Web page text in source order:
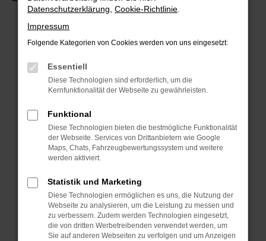
Beim Laden ist ein Fehler aufgetreten.
Hier sind ein paar Tipps, die dir helfen können:
Überprüfe deine Firewall und deine
Internetverbindung.
Laden andere Webseiten, zum Beispiel deine
Suchmaschine?
Manche Erweiterungen, wie Werbeblocker,
können das Laden bestimmter Seiten
verhindern. Funktioniert die Seite in einem
anderen Browser oder in einem privaten
Fenster?
Datenschutzerklärung Cookie-Richtlinie
Impressum
Folgende Kategorien von Cookies werden von uns eingesetzt:
Essentiell
Diese Technologien sind erforderlich, um die
Kernfunktionalität der Webseite zu gewährleisten.
Funktional
Diese Technologien bieten die bestmögliche Funktionalität
der Webseite. Services von Drittanbietern wie Google
Maps, Chats, Fahrzeugbewertungssystem und weitere
werden aktiviert.
Statistik und Marketing
Diese Technologien ermöglichen es uns, die Nutzung der
Webseite zu analysieren, um die Leistung zu messen und
zu verbessern. Zudem werden Technologien eingesetzt,
die von dritten Werbetreibenden verwendet werden, um
Sie auf anderen Webseiten zu verfolgen und um Anzeigen